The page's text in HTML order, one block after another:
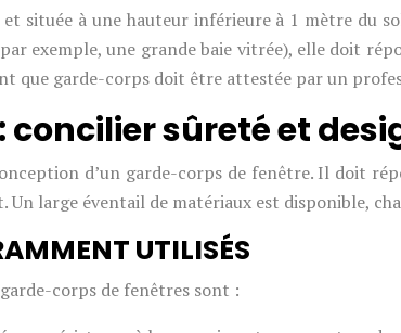
située à une hauteur inférieure à 1 mètre du
exemple, une grande baie vitrée), elle doit
que garde-corps doit être attestée par un
sûreté et
d’un garde-corps de fenêtre. Il doit
large éventail de matériaux est disponible,
UTILISÉS
corps de fenêtres sont :